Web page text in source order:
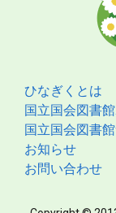
ひなぎくとは
国立国会図書
国立国会図書
お知らせ
お問い合わせ